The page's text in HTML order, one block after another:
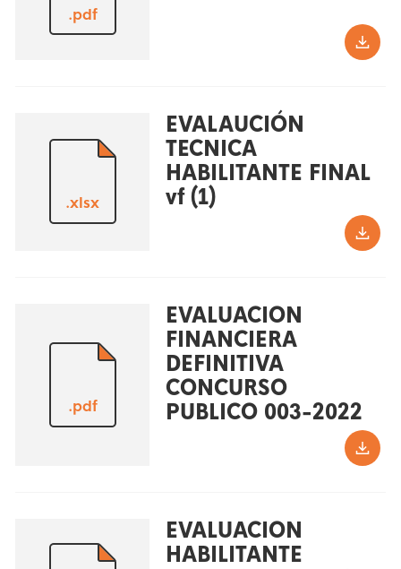
.pdf
.xlsx
EVALAUCIÓN
TECNICA
HABILITANTE FINAL
vf (1)
.pdf
EVALUACION
FINANCIERA
DEFINITIVA
CONCURSO
PUBLICO 003-2022
EVALUACION
HABILITANTE